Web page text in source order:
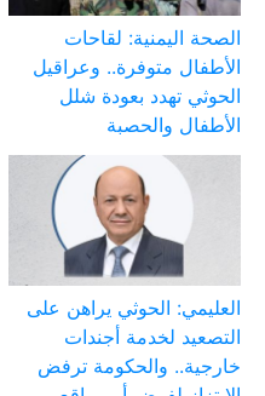
الصحة اليمنية: لقاحات
الأطفال متوفرة.. وعراقيل
الحوثي تهدد بعودة شلل
الأطفال والحصبة
العليمي: الحوثي يراهن على
التصعيد لخدمة أجندات
خارجية.. والحكومة ترفض